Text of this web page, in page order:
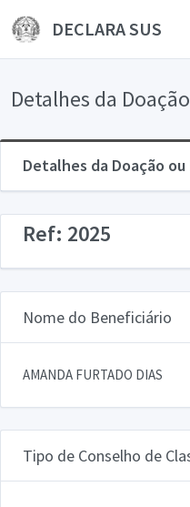
DECLARA SUS
Detalhes da Doação
Detalhes da Doação
Ref: 2025
Nome do Beneficiário
AMANDA FURTADO DIAS
Tipo de Conselho de